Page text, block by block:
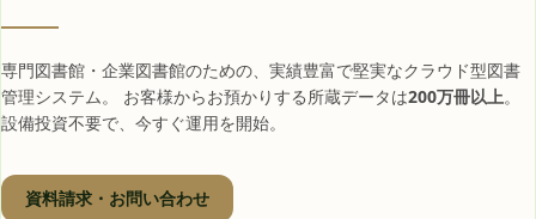
専門図書館・企業図書館のための、実績豊富で堅実なクラウド型図書
管理システム。 お客様からお預かりする所蔵データは200万冊以上。
設備投資不要で、今すぐ運用を開始。
資料請求・お問い合わせ